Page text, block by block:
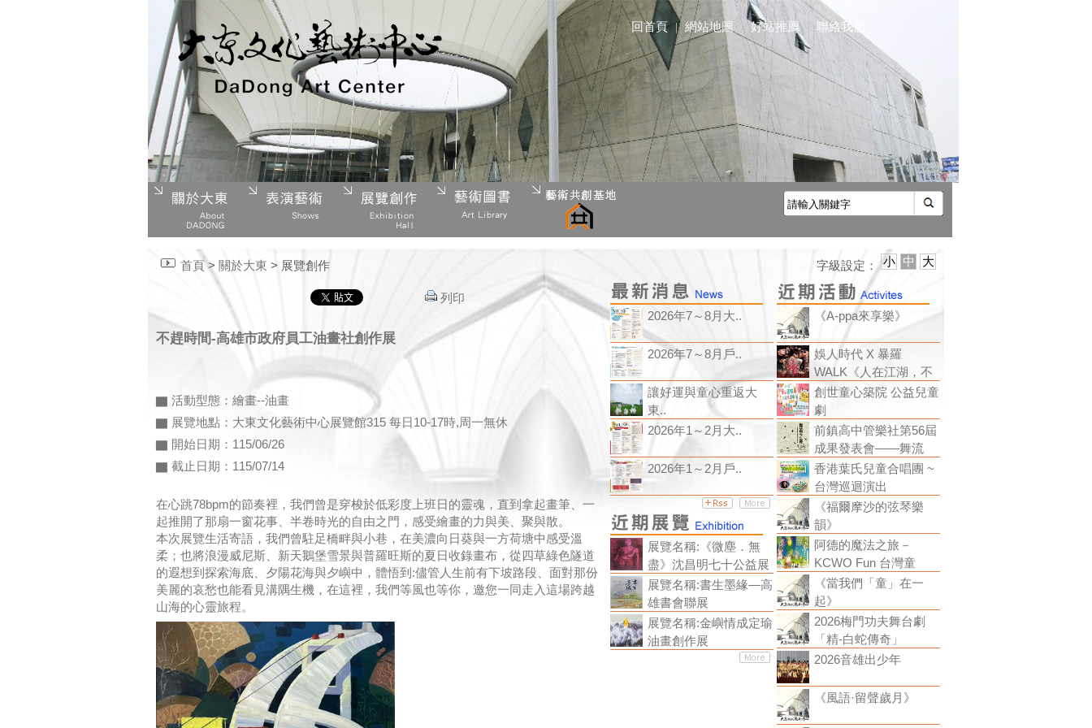
回首頁 | 網站地圖 | 好站推薦 | 聯絡我們
首頁> 關於大東 > 展覽創作
列印
不趕時間-高雄市政府員工油畫社創作展
▇ 活動型態：繪畫--油畫
▇ 展覽地點：大東文化藝術中心展覽館315 每日10-17時,周一無休
▇ 開始日期：115/06/26
▇ 截止日期：115/07/14
在心跳78bpm的節奏裡，我們曾是穿梭於低彩度上班日的靈魂，直到拿起畫筆、一
起推開了那扇一窗花事、半卷時光的自由之門，感受繪畫的力與美、聚與散。
本次展覽生活寄語，我們曾駐足橋畔與小巷，在美濃向日葵與一方荷塘中感受溫
柔；也將浪漫威尼斯、新天鵝堡雪景與普羅旺斯的夏日收錄畫布，從四草綠色隧道
的遐想到探索海底、夕陽花海與夕嶼中，體悟到:儘管人生前有下坡路段、面對那份
美麗的哀愁也能看見溝隅生機，在這裡，我們等風也等你，邀您一同走入這場跨越
山海的心靈旅程。
字級設定： 小 中 大
2026年7～8月大..
2026年7～8月戶..
讓好運與童心重返大
東..
2026年1～2月大..
2026年1～2月戶..
展覽名稱:《微塵．無
盡》沈昌明七十公益展
展覽名稱:書生墨緣—高
雄書會聯展
展覽名稱:金嶼情成定瑜
油畫創作展
《A-ppa來享樂》
娛人時代 X 暴羅
WALK《人在江湖，不
創世童心築院 公益兒童
劇
前鎮高中管樂社第56屆
成果發表會——舞流
香港葉氏兒童合唱團 ~
台灣巡迴演出
《福爾摩沙的弦琴樂
韻》
阿德的魔法之旅－
KCWO Fun 台灣童
《當我們「童」在一
起》
2026梅門功夫舞台劇
「精-白蛇傳奇」
2026音雄出少年
《風語·留聲歲月》